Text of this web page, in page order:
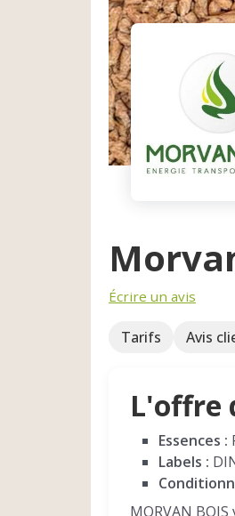
Écrire un avis
Tarifs Avis
L'offre
Essences :
Labels :
MORVAN